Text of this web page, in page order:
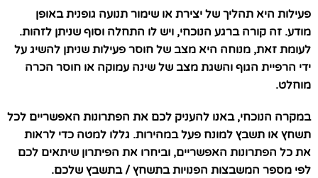
פעילות היא תהליך של יצירת או שימור תנועה גופנית באופן
מודע. זה קורה ברגע הנוכחי, ויש לו התחלה וסוף שניתן לזהות.
לעומת זאת, מנוחה היא מצב של חוסר פעילות שניתן להשיג על
ידי הרפיית הגוף והשגת מצב של שינה עמוקה או חוסר הכרה
מוחלט.
במקרה הנוכחי, באנו להעניק לכם את הפתרונות האפשריים לכל
תשחץ או תשבץ למונח פעל במהירות. גללו למטה כדי לראות
את כל הפתרונות האפשריים, וביחרו את הפיתרון שיתאים לכם
לפי מספר המשבצות הפנויות בתשחץ / בתשבץ שלכם.